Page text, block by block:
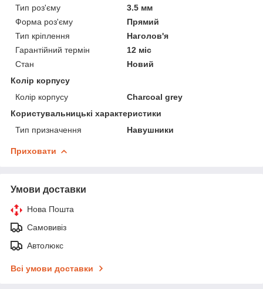
Тип роз'єму
3.5 мм
Форма роз'єму
Прямий
Тип кріплення
Наголов'я
Гарантійний термін
12 міс
Стан
Новий
Колір корпусу
Колір корпусу
Charcoal grey
Користувальницькі характеристики
Тип призначення
Навушники
Приховати
Умови доставки
Нова Пошта
Самовивіз
Автолюкс
Всі умови доставки